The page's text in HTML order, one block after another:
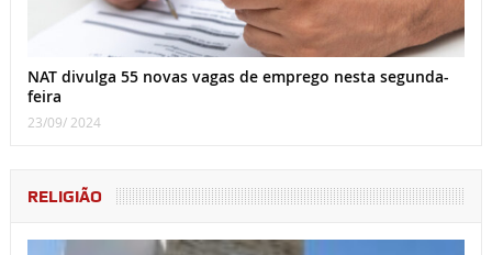
NAT divulga 55 novas vagas de emprego nesta segunda-
feira
23/09/ 2024
RELIGIÃO